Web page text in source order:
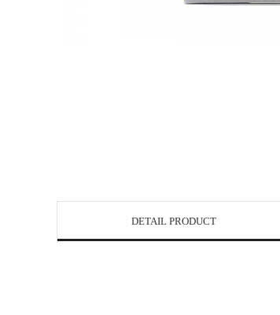
DETAIL PRODUCT